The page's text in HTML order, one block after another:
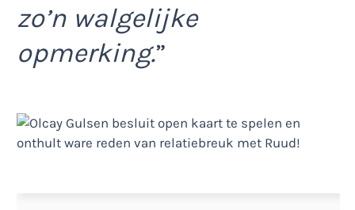
zo’n walgelijke
opmerking.”